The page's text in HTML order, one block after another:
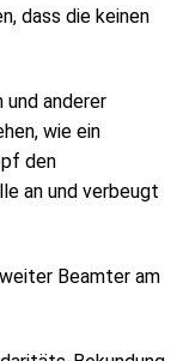
dass die keinen
anderer
wie ein
den
an und verbeugt
Beamter am